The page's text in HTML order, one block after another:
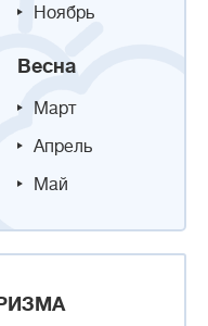
Ноябрь
Весна
Март
Апрель
Май